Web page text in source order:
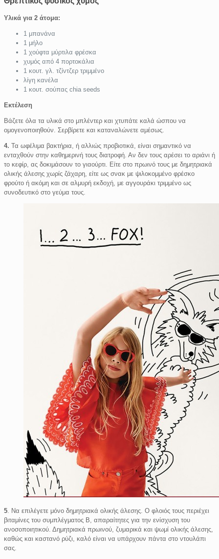
Υλικά για 2 άτομα:
1 μπανάνα
1 μήλο
1 χούφτα μύρτιλα φρέσκα
χυμός από 4 πορτοκάλια
1 κουτ. γλ. τζίντζερ τριμμένο
λίγη κανέλα
1 κουτ. σούπας chia seeds
Εκτέλεση
Βάζετε όλα τα υλικά στο μπλέντερ και χτυπάτε καλά ώσπου να
ομογενοποιηθούν. Σερβίρετε και καταναλώνετε αμέσως.
4. Τα ωφέλιμα βακτήρια, ή αλλιώς προβιοτικά, είναι σημαντικό να
ενταχθούν στην καθημερινή τους διατροφή. Αν δεν τους αρέσει το αριάνι ή
το κεφίρ, ας δοκιμάσουν το γιαούρτι. Είτε στο πρωινό τους με δημητριακά
ολικής άλεσης χωρίς ζάχαρη, είτε ως σνακ με ψιλοκομμένο φρέσκο
φρούτο ή ακόμη και σε αλμυρή εκδοχή, με αγγουράκι τριμμένο ως
συνοδευτικό στο γεύμα τους.
5 . Να επιλέγετε μόνο δημητριακά ολικής άλεσης. Ο φλοιός τους περιέχει
βιταμίνες του συμπλέγματος Β, απαραίτητες για την ενίσχυση του
ανοσοποιητικού. Δημητριακά πρωινού, ζυμαρικά και ψωμί ολικής άλεσης,
καθώς και καστανό ρύζι, καλό είναι να υπάρχουν πάντα στο ντουλάπι
σας.